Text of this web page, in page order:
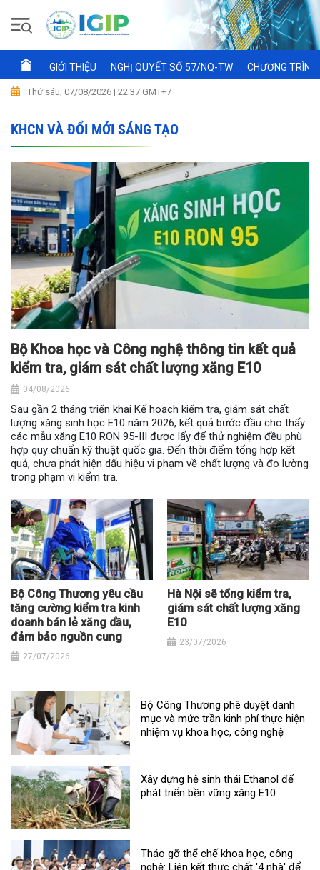
GIỚI THIỆU NGHỊ QUYẾT SỐ 57/NQ-TW CHƯƠNG
Thứ sáu, 07/08/2026 | 22:37 GMT+7
KHCN VÀ ĐỔI MỚI SÁNG TẠO
Bộ Khoa học và Công nghệ thông tin kết quả
kiểm tra, giám sát chất lượng xăng E10
04/08/2026
Sau gần 2 tháng triển khai Kế hoạch kiểm tra, giám sát chất
lượng xăng sinh học E10 năm 2026, kết quả bước đầu cho thấy
các mẫu xăng E10 RON 95-III được lấy để thử nghiệm đều phù
hợp quy chuẩn kỹ thuật quốc gia. Đến thời điểm tổng hợp kết
quả, chưa phát hiện dấu hiệu vi phạm về chất lượng và đo lường
trong phạm vi kiểm tra.
Bộ Công Thương yêu cầu
tăng cường kiểm tra kinh
doanh bán lẻ xăng dầu,
đảm bảo nguồn cung
27/07/2026
Hà Nội sẽ tổng kiểm tra,
giám sát chất lượng xăng
E10
23/07/2026
Bộ Công Thương phê duyệt danh
mục và mức trần kinh phí thực hiện
nhiệm vụ khoa học, công nghệ
Xây dựng hệ sinh thái Ethanol để
phát triển bền vững xăng E10
Tháo gỡ thể chế khoa học, công